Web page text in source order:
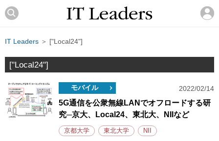
IT Leaders ＞ ["Local24"]
["Local24"]
モバイル 2022/02/14
5G通信を公衆無線LANでオフロードする研
究─京大、Local24、東北大、NIIなど
京都大学 東北大学 NII